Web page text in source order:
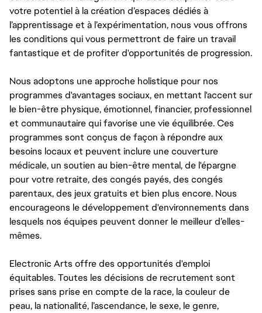
votre potentiel à la création d’espaces dédiés à
l’apprentissage et à l’expérimentation, nous vous offrons
les conditions qui vous permettront de faire un travail
fantastique et de profiter d'opportunités de progression.
Nous adoptons une approche holistique pour nos
programmes d'avantages sociaux, en mettant l'accent sur
le bien-être physique, émotionnel, financier, professionnel
et communautaire qui favorise une vie équilibrée. Ces
programmes sont conçus de façon à répondre aux
besoins locaux et peuvent inclure une couverture
médicale, un soutien au bien-être mental, de l'épargne
pour votre retraite, des congés payés, des congés
parentaux, des jeux gratuits et bien plus encore. Nous
encourageons le développement d'environnements dans
lesquels nos équipes peuvent donner le meilleur d’elles-
mêmes.
Electronic Arts offre des opportunités d'emploi
équitables. Toutes les décisions de recrutement sont
prises sans prise en compte de la race, la couleur de
peau, la nationalité, l’ascendance, le sexe, le genre,